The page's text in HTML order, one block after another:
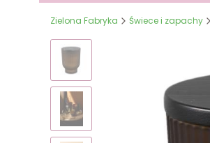
Zielona Fabryka Świece i zapachy